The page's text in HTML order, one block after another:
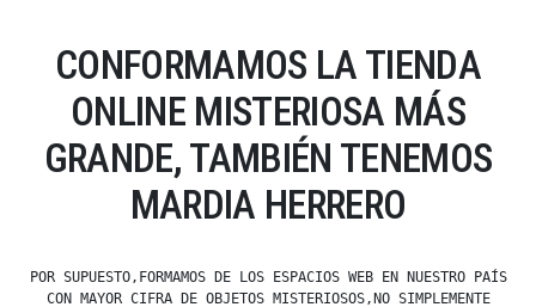
CONFORMAMOS LA TIENDA
ONLINE MISTERIOSA MÁS
GRANDE, TAMBIÉN TENEMOS
MARDIA HERRERO
POR SUPUESTO,FORMAMOS DE LOS ESPACIOS WEB EN NUESTRO PAÍS
CON MAYOR CIFRA DE OBJETOS MISTERIOSOS,NO SIMPLEMENTE